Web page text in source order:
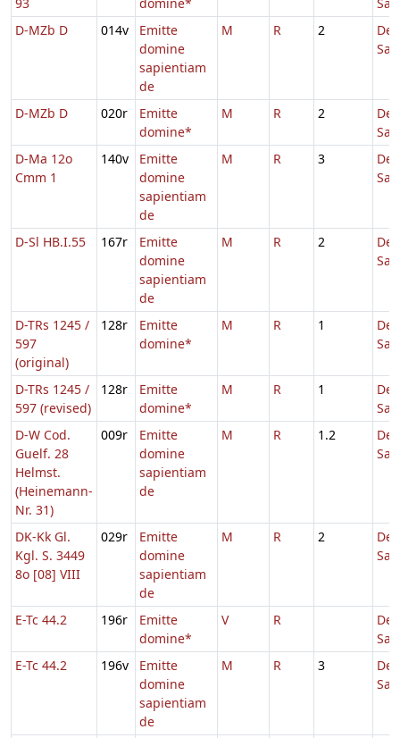
D-MZb D
014v
Emitte
domine
sapientiam
de
M R 2
De
D-MZb D 020r
Emitte
domine*
M R 2
De
D-Ma 12o
Cmm 1
140v
Emitte
domine
sapientiam
de
M R 3
De
D-Sl HB.I.55 167r
Emitte
domine
sapientiam
de
M R 2
De
D-TRs 1245 /
597
(original)
128r
Emitte
domine*
M R 1
De
D-TRs 1245 /
597 (revised)
128r
Emitte
domine*
M R 1
De
D-W Cod.
Guelf. 28
Helmst.
(Heinemann-
Nr. 31)
009r
Emitte
domine
sapientiam
de
M R 1.2
De
DK-Kk Gl.
Kgl. S. 3449
8o [08] VIII
029r
Emitte
domine
sapientiam
de
M R 2
De
E-Tc 44.2 196r
Emitte
domine*
V R
De
E-Tc 44.2
196v
Emitte
domine
sapientiam
de
M R 3
De